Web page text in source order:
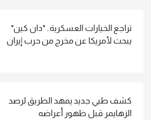
تراجع الخيارات العسكرية.. "دان كين"
يبحث لأمريكا عن مخرج من حرب إيران
كشف طبي جديد يمهد الطريق لرصد
الزهايمر قبل ظهور أعراضه